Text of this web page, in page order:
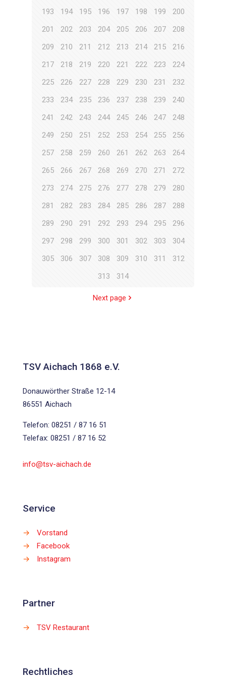
193
194 195 196 197 198 199
200
201
202 203 204 205 206 207
208
209
210 211 212 213 214 215
216
217
218 219 220 221 222 223
224
225
226 227 228 229 230 231
232
233
234 235 236 237 238 239
240
241
242 243 244 245 246 247
248
249
250 251 252 253 254 255
256
257
258 259 260 261 262 263
264
265
266 267 268 269 270 271
272
273
274 275 276 277 278 279
280
281
282 283 284 285 286 287
288
289
290 291 292 293 294 295
296
297
298 299 300 301 302 303
304
305
306 307 308 309 310 311
312
313
314
Next page
TSV Aichach 1868 e.V.
Donauwörther Straße 12-14
86551 Aichach
Telefon: 08251 / 87 16 51
Telefax: 08251 / 87 16 52
info@tsv-aichach.de
Service
→
Vorstand
→
Facebook
→
Instagram
Partner
→ TSV Restaurant
Rechtliches